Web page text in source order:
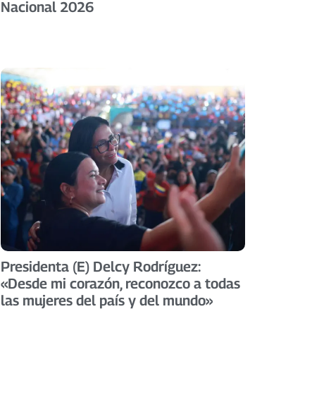
Nacional 2026
Presidenta (E) Delcy Rodríguez:
«Desde mi corazón, reconozco a todas
las mujeres del país y del mundo»